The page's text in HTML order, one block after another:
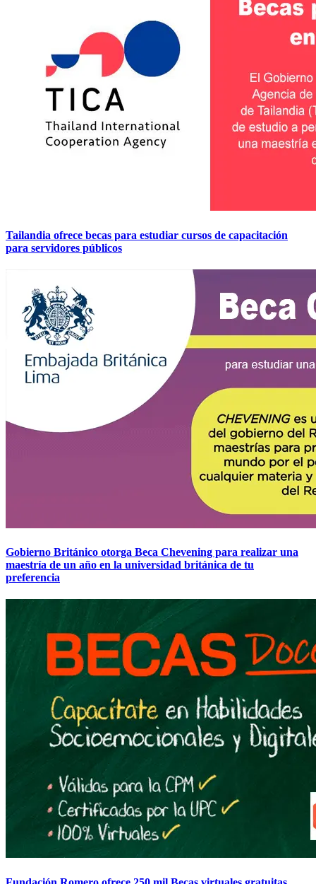
Tailandia ofrece becas para estudiar cursos de capacitación
para servidores públicos
Gobierno Británico otorga Beca Chevening para realizar una
maestría de un año en la universidad británica de tu
preferencia